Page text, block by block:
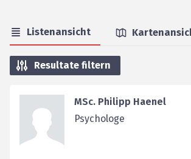
Listenansicht
Resultate filtern
MSc. Philipp Haenel
Psychologe